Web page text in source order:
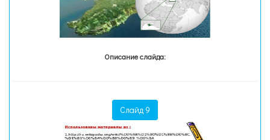
Описание слайда:
Слайд 9